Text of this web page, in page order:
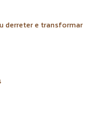
derreter e transformar